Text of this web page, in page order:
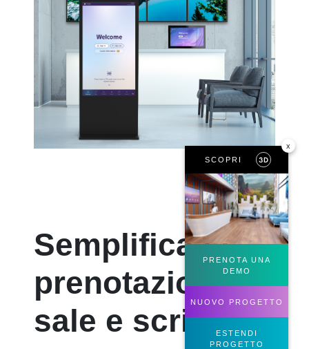
SCOPRI
PRENOTA UNA
DEMO
NUOVO PROGETTO
ESTENDI
PROGETTO
x
Semplifica la
prenotazione di
sale e scrivanie